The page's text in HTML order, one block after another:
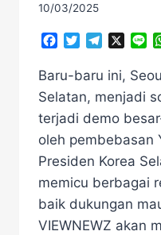
10/03/2025
Facebook
TwitterTelegram
Baru-baru ini,
Selatan, menjadi
terjadi demo
oleh pembebasan
Presiden Korea
memicu berbagai
baik dukungan
VIEWNEWZ akan